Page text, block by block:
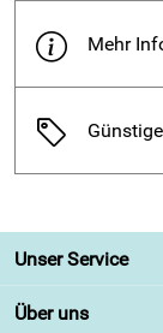
Bezug - elsa
Material
Bügeleisensohle
Mehr
Unser Service
Kontakt
Über uns